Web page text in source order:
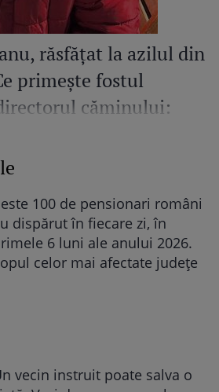
răsfățat la azilul din
primește fostul
căminului:
100 de pensionari români
dispărut în fiecare zi, în
6 luni ale anului 2026.
celor mai afectate județe
vecin instruit poate salva o